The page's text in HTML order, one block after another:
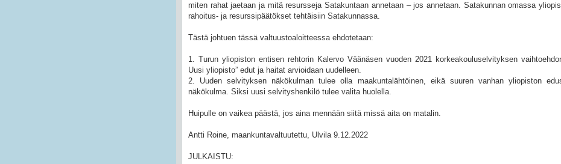
miten rahat jaetaan ja mitä resursseja Satakuntaan annetaan – jos annetaan. Satakunnan omassa
rahoitus- ja resurssipäätökset tehtäisiin Satakunnassa.
Tästä johtuen tässä valtuustoaloitteessa ehdotetaan:
1. Turun yliopiston entisen rehtorin Kalervo Väänäsen vuoden 2021 korkeakouluselvityksen
Uusi yliopisto” edut ja haitat arvioidaan uudelleen.
2. Uuden selvityksen näkökulman tulee olla maakuntalähtöinen, eikä suuren vanhan yliopiston
näkökulma. Siksi uusi selvityshenkilö tulee valita huolella.
Huipulle on vaikea päästä, jos aina mennään siitä missä aita on matalin.
Antti Roine, maankuntavaltuutettu, Ulvila 9.12.2022
JULKAISTU: